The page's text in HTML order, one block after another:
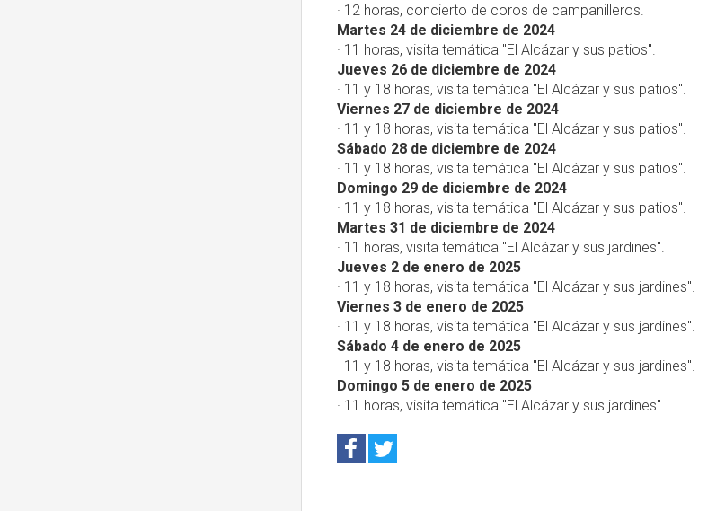
· 12 horas, concierto de coros de campanilleros.
Martes 24 de diciembre de 2024
· 11 horas, visita temática "El Alcázar y sus patios".
Jueves 26 de diciembre de 2024
· 11 y 18 horas, visita temática "El Alcázar y sus patios".
Viernes 27 de diciembre de 2024
· 11 y 18 horas, visita temática "El Alcázar y sus patios".
Sábado 28 de diciembre de 2024
· 11 y 18 horas, visita temática "El Alcázar y sus patios".
Domingo 29 de diciembre de 2024
· 11 y 18 horas, visita temática "El Alcázar y sus patios".
Martes 31 de diciembre de 2024
· 11 horas, visita temática "El Alcázar y sus jardines".
Jueves 2 de enero de 2025
· 11 y 18 horas, visita temática "El Alcázar y sus jardines".
Viernes 3 de enero de 2025
· 11 y 18 horas, visita temática "El Alcázar y sus jardines".
Sábado 4 de enero de 2025
· 11 y 18 horas, visita temática "El Alcázar y sus jardines".
Domingo 5 de enero de 2025
· 11 horas, visita temática "El Alcázar y sus jardines".